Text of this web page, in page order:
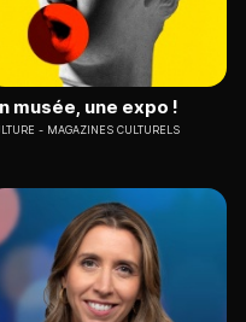
musée, une expo !
MAGAZINES CULTURELS